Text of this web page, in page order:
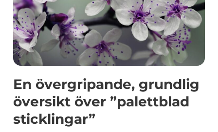
En övergripande, grundlig
översikt över ”palettblad
sticklingar”